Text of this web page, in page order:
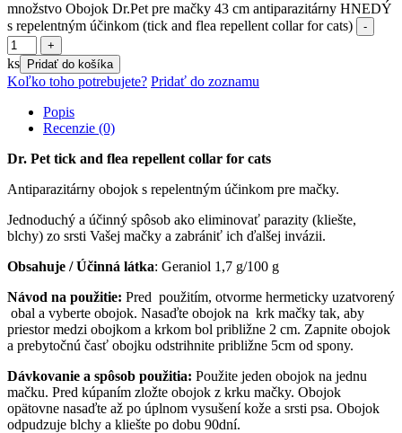
množstvo Obojok Dr.Pet pre mačky 43 cm antiparazitárny HNEDÝ
s repelentným účinkom (tick and flea repellent collar for cats)
ks Pridať do košíka
Koľko toho potrebujete? Pridať do zoznamu
Popis
Recenzie (0)
Dr. Pet tick and flea repellent collar for cats
Antiparazitárny obojok s repelentným účinkom pre mačky.
Jednoduchý a účinný spôsob ako eliminovať parazity (kliešte,
blchy) zo srsti Vašej mačky a zabrániť ich ďalšej invázii.
Obsahuje / Účinná látka: Geraniol 1,7 g/100 g
Návod na použitie: Pred použitím, otvorme hermeticky uzatvorený
obal a vyberte obojok. Nasaďte obojok na krk mačky tak, aby
priestor medzi obojkom a krkom bol približne 2 cm. Zapnite obojok
a prebytočnú časť obojku odstrihnite približne 5cm od spony.
Dávkovanie a spôsob použitia: Použite jeden obojok na jednu
mačku. Pred kúpaním zložte obojok z krku mačky. Obojok
opätovne nasaďte až po úplnom vysušení kože a srsti psa. Obojok
odpudzuje blchy a kliešte po dobu 90dní.